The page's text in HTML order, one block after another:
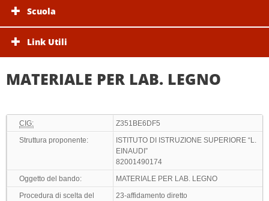
Scuola
Link Utili
MATERIALE PER LAB. LEGNO
CIG:
Z351BE6DF5
Struttura proponente:
ISTITUTO DI ISTRUZIONE SUPERIORE “L.
EINAUDI”
82001490174
Oggetto del bando:
MATERIALE PER LAB. LEGNO
Procedura di scelta del
23-affidamento diretto